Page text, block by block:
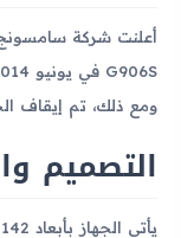
ومع ذلك، تم إيقاف
التصميم